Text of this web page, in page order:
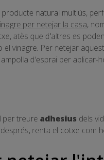
producte natural multiús,
per netejar la casa,
atès que d'altres es
vinagre. Per netejar
d'esprai per
per treure adhesius dels
renta el cotxe com